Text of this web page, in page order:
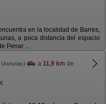
en la localidad de Barres,
a poca distancia del espacio
Penar ...
(Asturias) a 11,9 km de